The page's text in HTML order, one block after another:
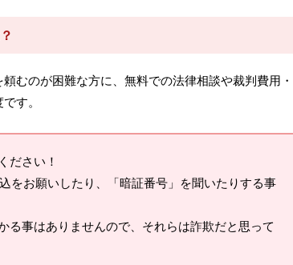
むのが困難な方に、無料での法律相談や裁判費用・
す。
ださい！
をお願いしたり、「暗証番号」を聞いたりする事
る事はありませんので、それらは詐欺だと思って